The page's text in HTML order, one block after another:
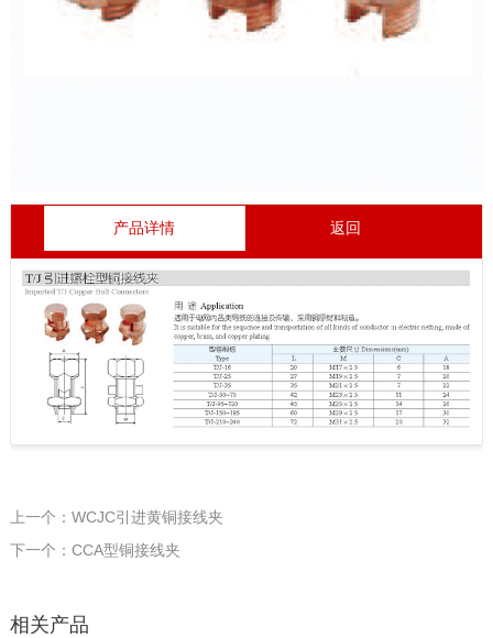
产品详情 返回
上一个：WCJC引进黄铜接线夹
下一个：CCA型铜接线夹
相关产品